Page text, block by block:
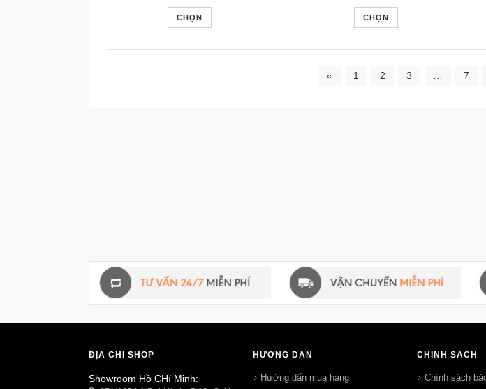
CHỌN CHỌN
« 1 2 3 7
ĐỊA CHỈ SHOP
Showroom Hồ CHí Minh:
HƯỚNG DẪN
Hướng dẩn mua hàng
CHÍNH SÁCH
Chính sách